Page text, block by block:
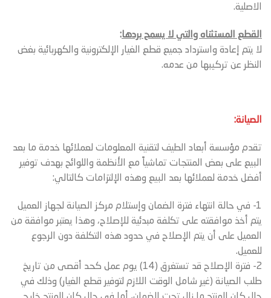
الاصلية.
القطع المستثناه والتي لا يسمح بردها:
لا يتم إعادة واسترداد جميع قطع الغيار الإلكترونية والكهربائية بغض
النظر عن تركيبها من عدمه.
الصيانة:
تقدم مؤسسة أبعاد الطيف لتقنية المعلومات لعملائها خدمة ما بعد
البيع على بعض المنتجات تماشياً مع الأنظمة واللوائح بهدف توفير
أفضل خدمة لعملائها بعد البيع وهذه الإلتزامات كالتالي:
1- في حالة انتهاء فترة الضمان وإستلام مركز الصيانة لجهاز العميل
يتم أخذ موافقته على تكلفة مبدئية للإصلاح، وهذا يعتبر موافقة من
العميل على أن يتم الإصلاح في حدود هذه التكلفة دون الرجوع
للعميل.
2- فترة الإصلاح قد تستغرق (14) يوم عمل كحد أقصى من تاريخ
طلب الصيانة (غير شامل الوقت اللازم لتوفير قطع الغيار) وذلك في